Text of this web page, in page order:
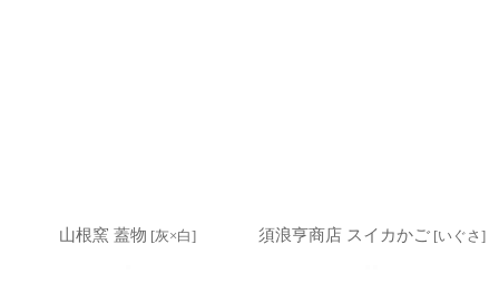
山根窯 蓋物 [灰×白] 須浪亨商店 スイカかご [いぐさ ]